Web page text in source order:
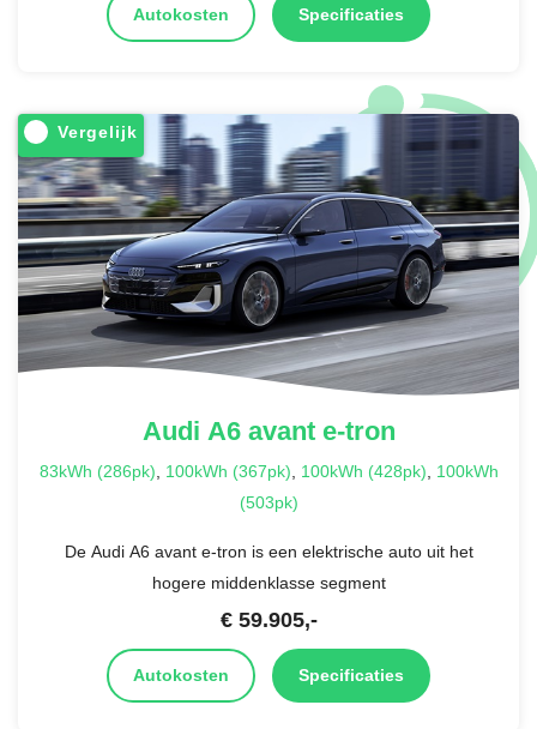
Autokosten Specificaties
Vergelijk
Audi A6 avant e-tron
83kWh (286pk), 100kWh (367pk), 100kWh (428pk), 100kWh
(503pk)
De Audi A6 avant e-tron is een elektrische auto uit het
hogere middenklasse segment
€ 59.905,-
Autokosten Specificaties